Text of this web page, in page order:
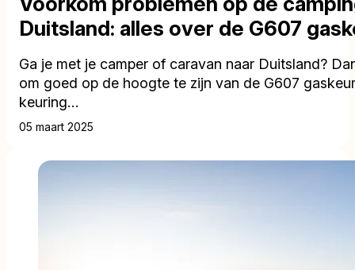
Duitsland: alles over de G607
Ga je met je camper of caravan naar Duitsland?
om goed op de hoogte te zijn van de G607
keuring…
05 maart 2025